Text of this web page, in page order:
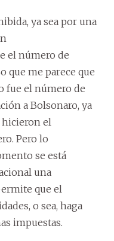
ya sea por una
el número de
que me parece que
fue el número de
a Bolsonaro, ya
hicieron el
Pero lo
se está
una
que el
o sea, haga
impuestas.